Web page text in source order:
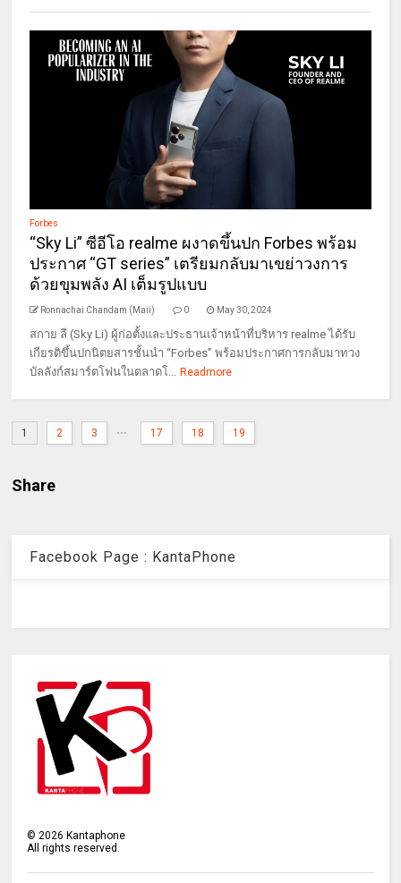
Forbes
“Sky Li” ซีอีโอ realme ผงาดขึ้นปก Forbes พร้อม
ประกาศ “GT series” เตรียมกลับมาเขย่าวงการ
ด้วยขุมพลัง AI เต็มรูปแบบ
Ronnachai Chandam (Maii) 0 May 30, 2024
สกาย ลี (Sky Li) ผู้ก่อตั้งและประธานเจ้าหน้าที่บริหาร realme ได้รับ
เกียรติขึ้นปกนิตยสารชั้นนำ “Forbes” พร้อมประกาศการกลับมาทวง
บัลลังก์สมาร์ตโฟนในตลาดโ...
Readmore
1 2 3 ... 17 18 19
Share
Facebook Page : KantaPhone
©2026 Kantaphone
All rights reserved.